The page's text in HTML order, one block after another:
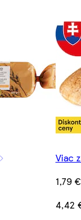
Viac
1,79 €
4,42